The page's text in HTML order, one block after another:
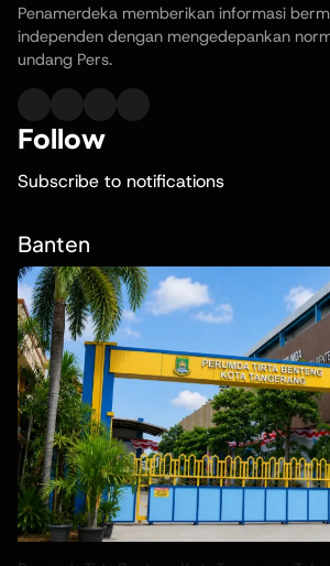
Penamerdeka memberikan informasi
independen dengan mengedepankan
undang Pers.
Follow
Subscribe to notifications
Banten